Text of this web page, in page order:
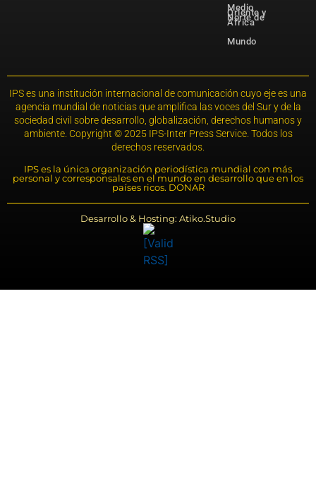
Medio
Oriente y
Norte de
África
Mundo
IPS es una institución internacional de comunicación cuyo eje es una
agencia mundial de noticias que amplifica las voces del Sur y de la
sociedad civil sobre desarrollo, globalización, derechos humanos y
ambiente. Copyright © 2025 IPS-Inter Press Service. Todos los
derechos reservados.
IPS es la única organización periodística mundial con más
personal y corresponsales en el mundo en desarrollo que en los
países ricos. DONAR
Desarrollo & Hosting: Atiko.Studio